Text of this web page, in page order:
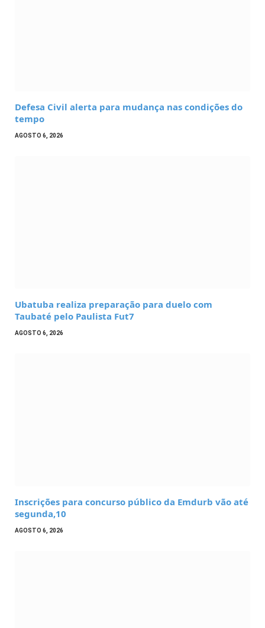
Defesa Civil alerta para mudança nas condições do
tempo
AGOSTO 6, 2026
Ubatuba realiza preparação para duelo com
Taubaté pelo Paulista Fut7
AGOSTO 6, 2026
Inscrições para concurso público da Emdurb vão até
segunda,10
AGOSTO 6, 2026